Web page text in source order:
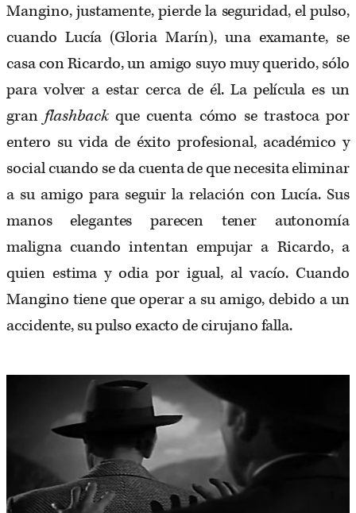
Mangino, justamente, pierde la seguridad, el pulso,
cuando Lucía (Gloria Marín), una examante, se
casa con Ricardo, un amigo suyo muy querido, sólo
para volver a estar cerca de él. La película es un
granflashbackque cuenta cómo se trastoca por
entero su vida de éxito profesional, académico y
social cuando se da cuenta de que necesita eliminar
a su amigo para seguir la relación con Lucía. Sus
manos elegantes parecen tener autonomía
maligna cuando intentan empujar a Ricardo, a
quien estima y odia por igual, al vacío. Cuando
Mangino tiene que operar a su amigo, debido a un
accidente, su pulso exacto de cirujano falla.